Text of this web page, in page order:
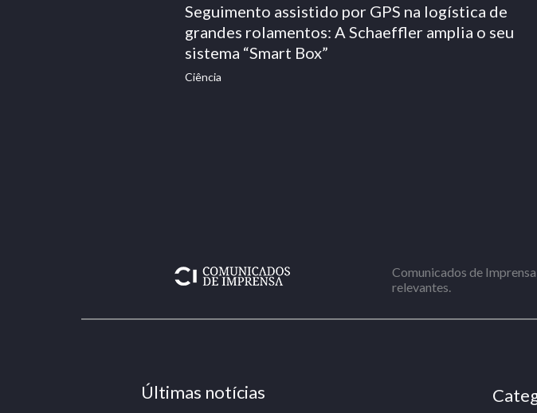
Seguimento assistido por GPS na logística de
grandes rolamentos: A Schaeffler amplia o seu
sistema “Smart Box”
Ciência
Comunicados de
relevantes.
Últimas notícias